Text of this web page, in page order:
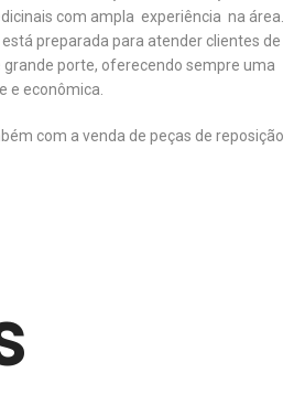
com ampla experiência na área.
preparada para atender clientes de
grande porte, oferecendo sempre uma
e econômica.
com a venda de peças de reposição